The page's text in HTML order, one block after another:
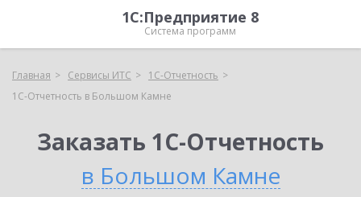
1С:Предприятие 8
Система программ
Главная Сервисы ИТС
1С-Отчетность
1С-Отчетность в Большом Камне
Заказать 1С-Отчетность
в Большом Камне